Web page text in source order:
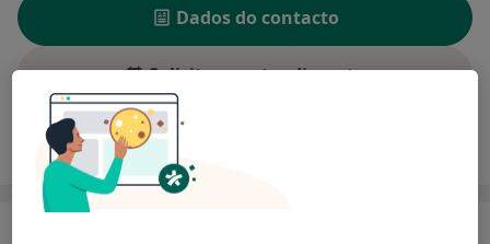
Dados do contacto
Solicite um atendimento
Experiência